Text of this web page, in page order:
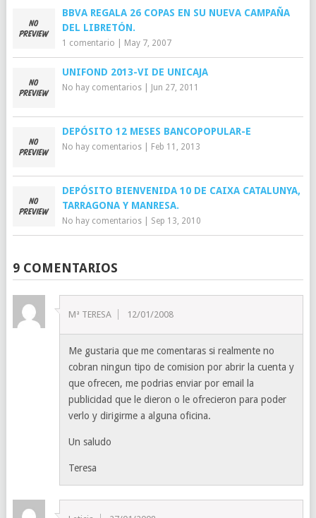
BBVA REGALA 26 COPAS EN SU NUEVA CAMPAÑA
DEL LIBRETÓN.
1 comentario May 7, 2007
UNIFOND 2013-VI DE UNICAJA
No hay comentarios| Jun 27, 2011
DEPÓSITO 12 MESES BANCOPOPULAR-E
No hay comentarios| Feb 11, 2013
DEPÓSITO BIENVENIDA 10 DE CAIXA CATALUNYA,
TARRAGONA Y MANRESA.
No hay comentarios| Sep 13, 2010
9 COMENTARIOS
Mª TERESA 12/01/2008
Me gustaria que me comentaras si realmente no
cobran ningun tipo de comision por abrir la cuenta y
que ofrecen, me podrias enviar por email la
publicidad que le dieron o le ofrecieron para poder
verlo y dirigirme a alguna oficina.
Un saludo
Teresa